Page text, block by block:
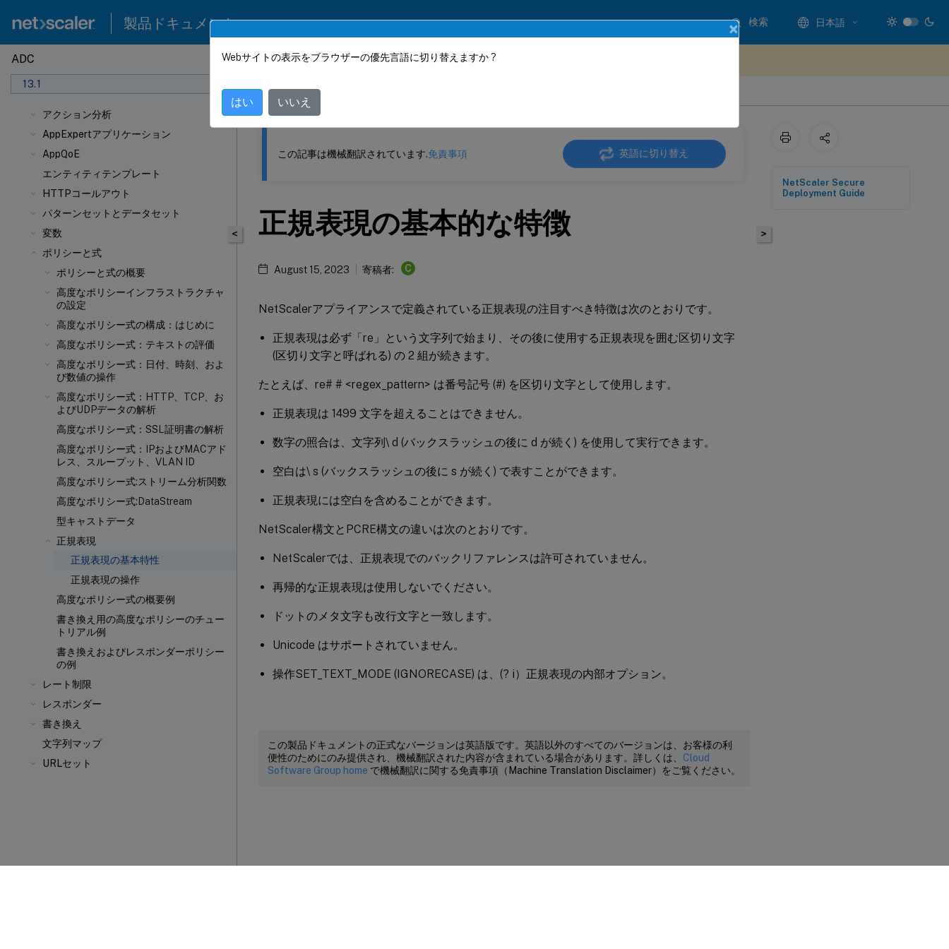
製品ドキュメント 検索 日本語
ADC
13.1
アクション分析
AppExpertアプリケーション
AppQoE
エンティティテンプレート
HTTPコールアウト
パターンセットとデータセット
変数
ポリシーと式
ポリシーと式の概要
高度なポリシーインフラストラクチャ
の設定
高度なポリシー式の構成：はじめに
高度なポリシー式：テキストの評価
高度なポリシー式：日付、時刻、およ
び数値の操作
高度なポリシー式：HTTP、TCP、お
よびUDPデータの解析
高度なポリシー式：SSL証明書の解析
高度なポリシー式：IPおよびMACアド
レス、スループット、VLAN ID
高度なポリシー式:ストリーム分析関数
高度なポリシー式:DataStream
型キャストデータ
正規表現
正規表現の基本特性
正規表現の操作
高度なポリシー式の概要例
書き換え用の高度なポリシーのチュー
トリアル例
書き換えおよびレスポンダーポリシー
の例
レート制限
レスポンダー
書き換え
文字列マップ
URLセット
このコンテンツは動的に機械翻訳されています。
NetScaler
<
この記事は機械翻訳されています.免責事項 英語に切り替え
正規表現の基本的な特徴
August 15, 2023 寄稿者: C
NetScalerアプライアンスで定義されている正規表現の注目すべき特徴は次のとおりです。
正規表現は必ず「re」という文字列で始まり、その後に使用する正規表現を囲む区切り文字
(区切り文字と呼ばれる) の 2 組が続きます。
たとえば、re# # <regex_pattern> は番号記号 (#) を区切り文字として使用します。
正規表現は 1499 文字を超えることはできません。
数字の照合は、文字列\ d (バックスラッシュの後に d が続く) を使用して実行できます。
空白は\ s (バックスラッシュの後に s が続く) で表すことができます。
正規表現には空白を含めることができます。
NetScaler構文とPCRE構文の違いは次のとおりです。
NetScalerでは、正規表現でのバックリファレンスは許可されていません。
再帰的な正規表現は使用しないでください。
ドットのメタ文字も改行文字と一致します。
Unicode はサポートされていません。
操作SET_TEXT_MODE (IGNORECASE) は、(? i）正規表現の内部オプション。
この製品ドキュメントの正式なバージョンは英語版です。英語以外のすべてのバージョンは、お客様の利
便性のためにのみ提供され、機械翻訳された内容が含まれている場合があります。詳しくは、 Cloud
Software Group home で機械翻訳に関する免責事項（Machine Translation Disclaimer）をご覧ください。
>
NetScaler Secure
Deployment Guide
×
Webサイトの表示をブラウザーの優先言語に切り替えますか ?
はい いいえ